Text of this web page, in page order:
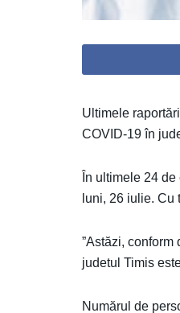
Ultimele
COVID-19 în
În ultimele 24
luni, 26 iulie.
”Astăzi,
judetul Timis
Numărul de